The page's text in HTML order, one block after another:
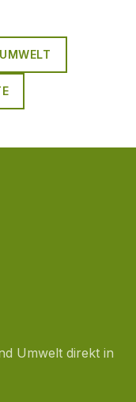
Umwelt direkt in